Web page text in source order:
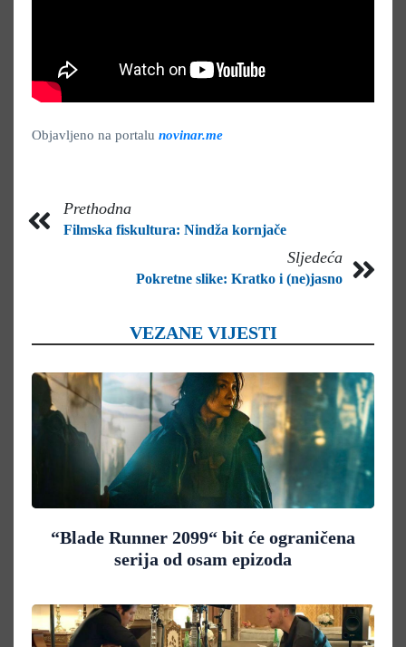
Objavljeno na portalu novinar.me
Prethodna
Filmska fiskultura: Nindža kornjače
Sljedeća
Pokretne slike: Kratko i (ne)jasno
VEZANE VIJESTI
“Blade Runner 2099“ bit će ograničena
serija od osam epizoda